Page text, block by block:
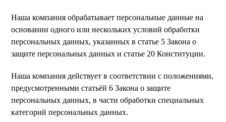
Наша компания обрабатывает персональные данные на
основании одного или нескольких условий обработки
персональных данных, указанных в статье 5 Закона о
защите персональных данных и статье 20 Конституции.
Наша компания действует в соответствии с положениями,
предусмотренными статьёй 6 Закона о защите
персональных данных, в части обработки специальных
категорий персональных данных.